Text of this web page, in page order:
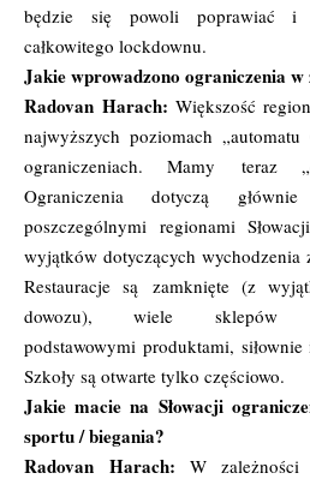
będzie się powoli poprawiać i
całkowitego lockdownu.
Jakie wprowadzono ograniczenia w
Radovan Harach: Większość
najwyższych poziomach
ograniczeniach. Mamy teraz
Ograniczenia dotyczą
poszczególnymi regionami
wyjątków dotyczących wychodzenia
Restauracje są zamknięte (z
dowozu), wiele
podstawowymi produktami,
Szkoły są otwarte tylko częściowo.
Jakie macie na Słowacji
sportu / biegania?
Radovan Harach:W